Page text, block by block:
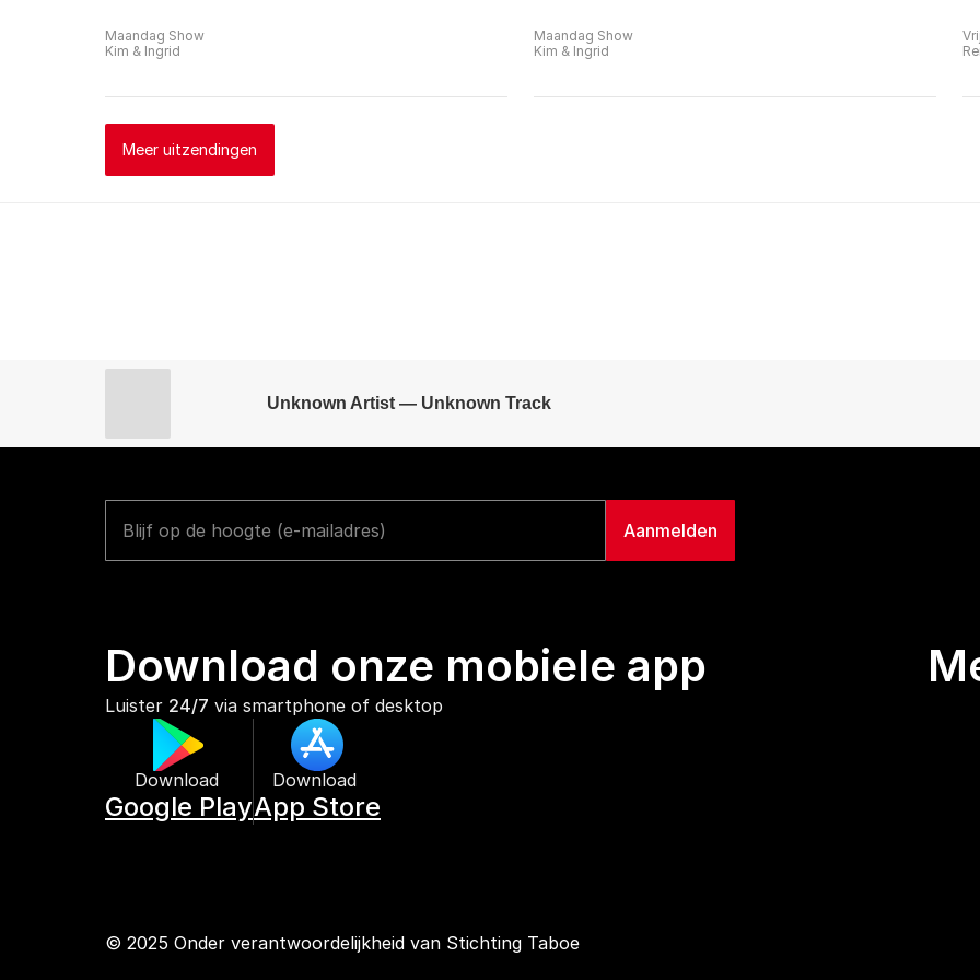
Maandag Show
Kim & Ingrid
Maandag Show
Kim & Ingrid
Meer uitzendingen
Unknown Artist — Unknown Track
Download onze mobiele app
Luister 24/7 via smartphone of desktop
Download
Google Play
Download
App Store
© 2025 Onder verantwoordelijkheid van Stichting Taboe